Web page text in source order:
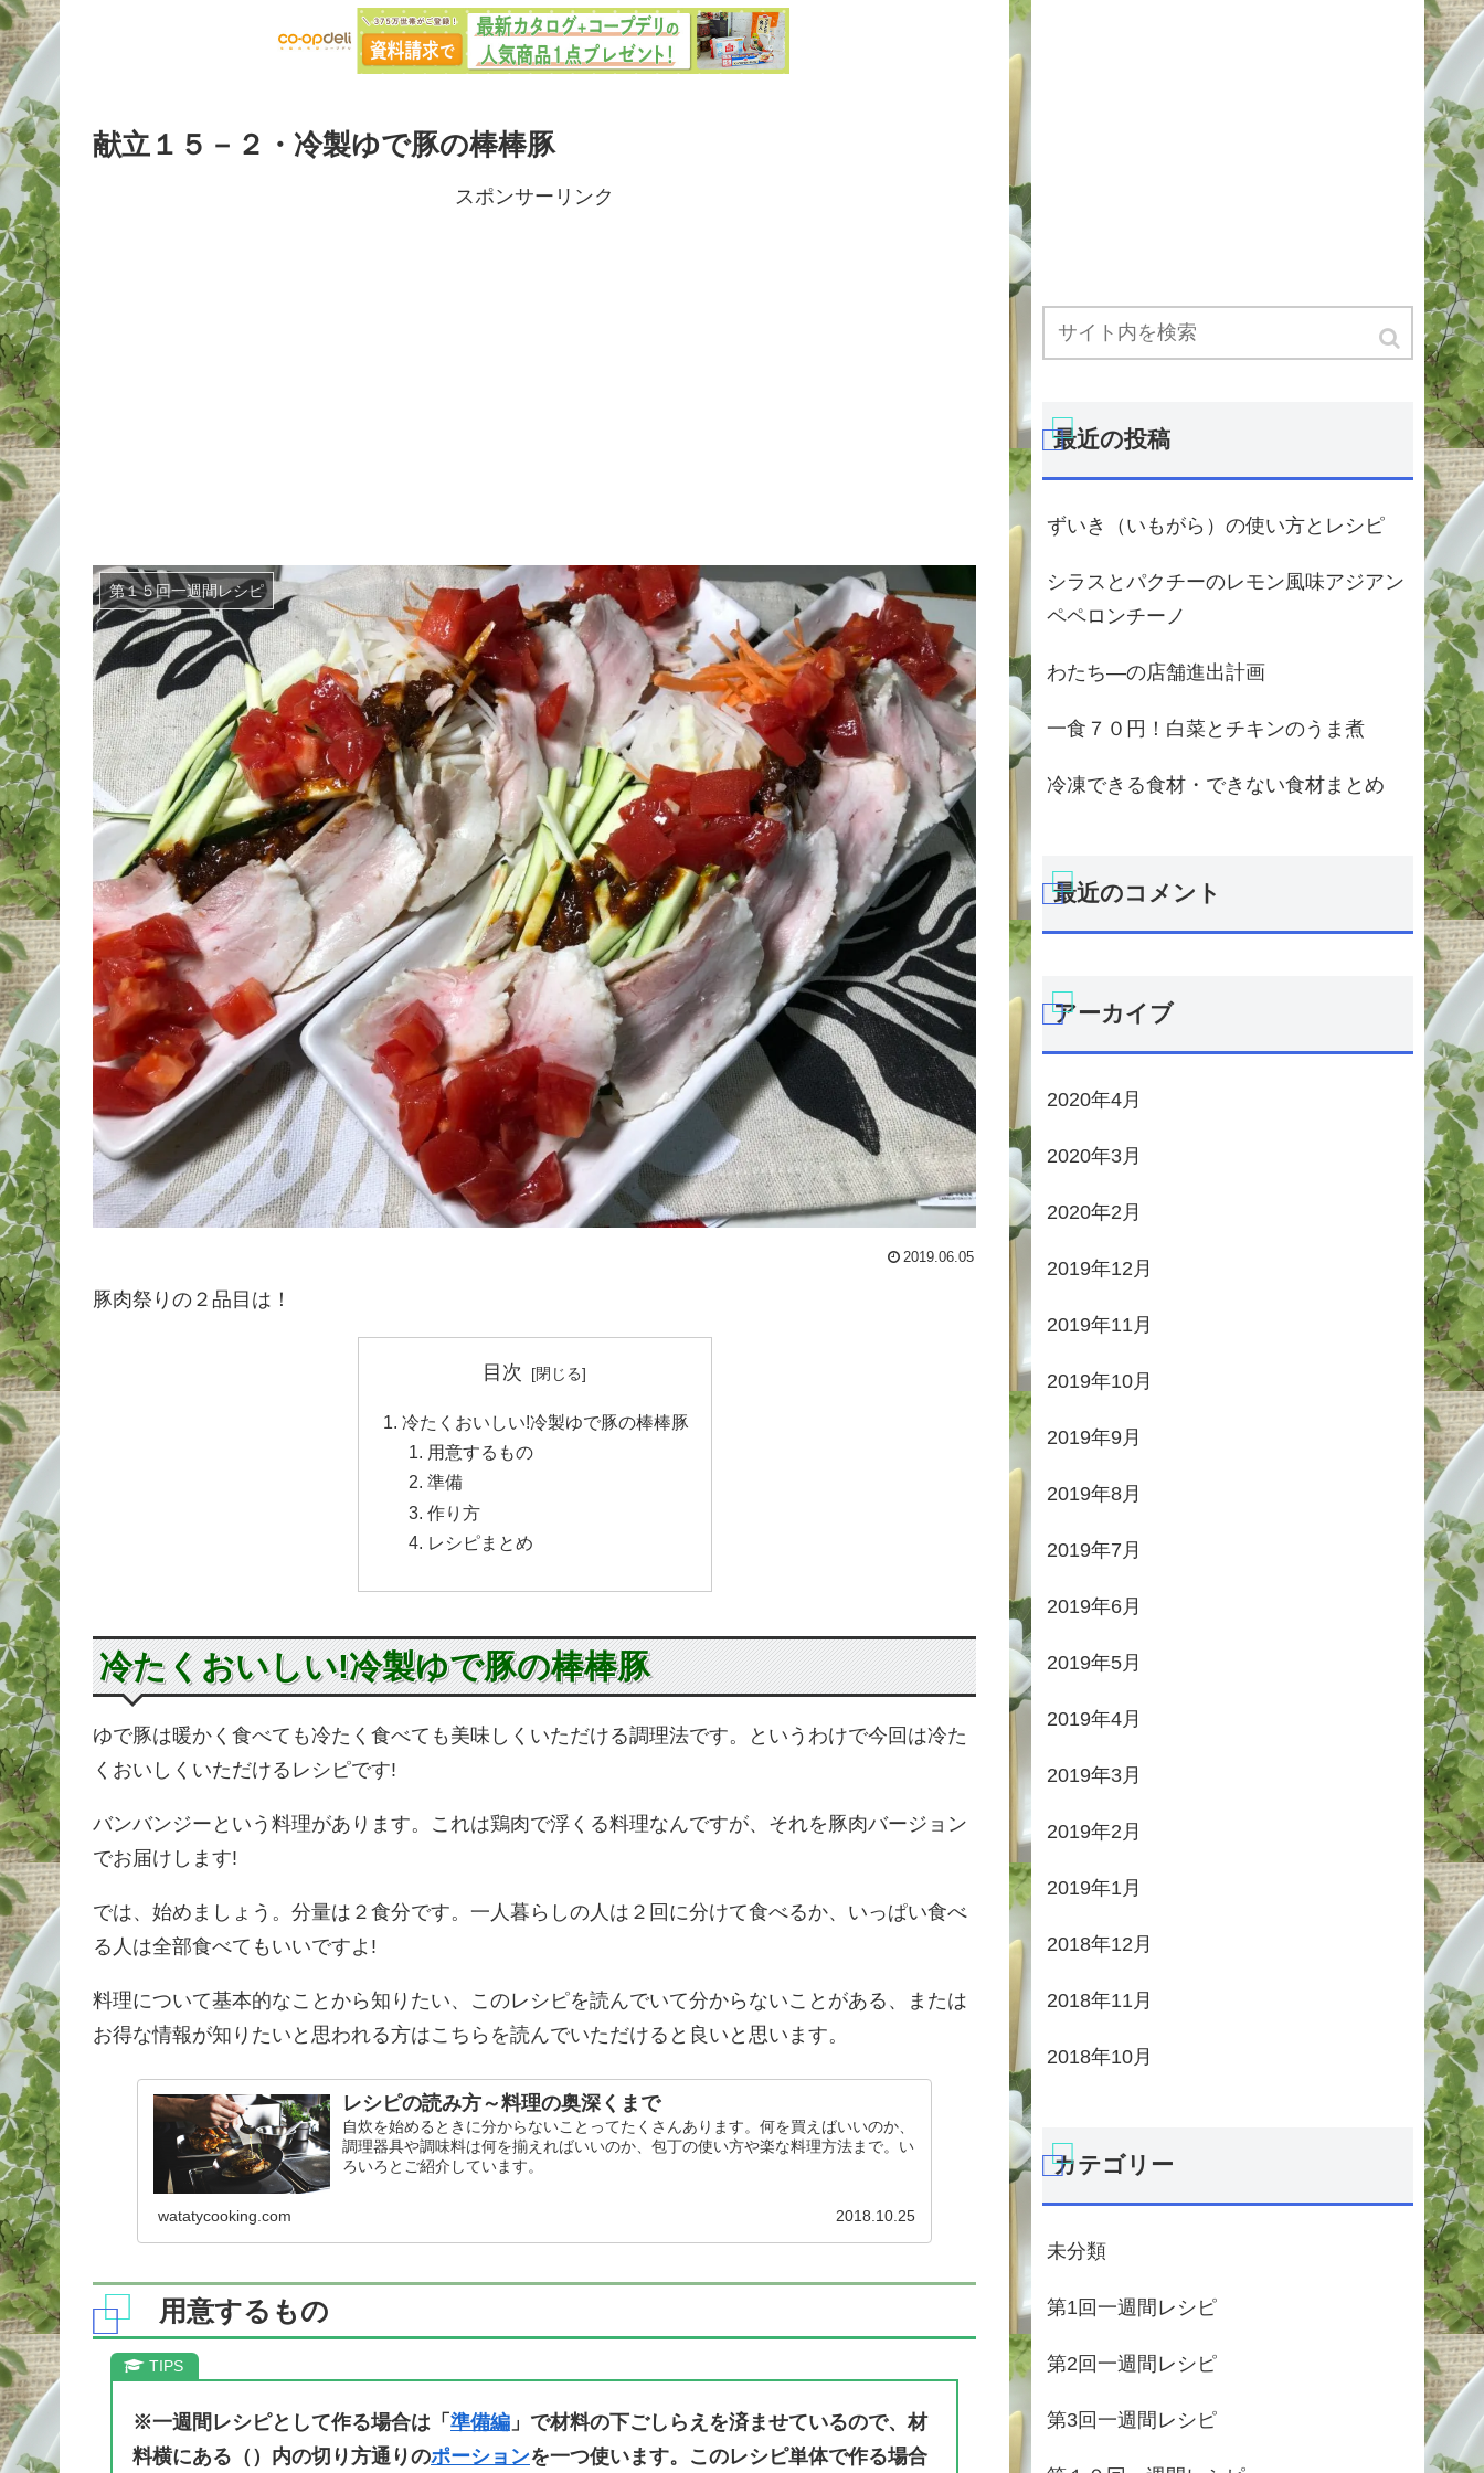
献立１５－２・冷製ゆで豚の棒棒豚
スポンサーリンク
第１５回一週間レシピ
2019.06.05
豚肉祭りの２品目は！
目次
冷たくおいしい!冷製ゆで豚の棒棒豚
用意するもの
準備
作り方
レシピまとめ
冷たくおいしい!冷製ゆで豚の棒棒豚
ゆで豚は暖かく食べても冷たく食べても美味しくいただける調理法です。というわけで今回は冷た
くおいしくいただけるレシピです!
バンバンジーという料理があります。これは鶏肉で浮くる料理なんですが、それを豚肉バージョン
でお届けします!
では、始めましょう。分量は２食分です。一人暮らしの人は２回に分けて食べるか、いっぱい食べ
る人は全部食べてもいいですよ!
料理について基本的なことから知りたい、このレシピを読んでいて分からないことがある、または
お得な情報が知りたいと思われる方はこちらを読んでいただけると良いと思います。
レシピの読み方～料理の奥深くまで
自炊を始めるときに分からないことってたくさんあります。何を買えばいいのか、
調理器具や調味料は何を揃えればいいのか、包丁の使い方や楽な料理方法まで。い
ろいろとご紹介しています。
watatycooking.com 2018.10.25
用意するもの
※一週間レシピとして作る場合は「 準備編 」で材料の下ごしらえを済ませているので、材
料横にある（）内の切り方通りのポーションを一つ使います。このレシピ単体で作る場合
最近の投稿
ずいき（いもがら）の使い方とレシピ
シラスとパクチーのレモン風味アジアン
ペペロンチーノ
わたち―の店舗進出計画
一食７０円！白菜とチキンのうま煮
冷凍できる食材・できない食材まとめ
最近のコメント
アーカイブ
2020年4月
2020年3月
2020年2月
2019年12月
2019年11月
2019年10月
2019年9月
2019年8月
2019年7月
2019年6月
2019年5月
2019年4月
2019年3月
2019年2月
2019年1月
2018年12月
2018年11月
2018年10月
カテゴリー
未分類
第1回一週間レシピ
第2回一週間レシピ
第3回一週間レシピ